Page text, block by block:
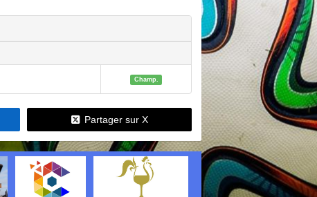
Champ.
Partager sur X